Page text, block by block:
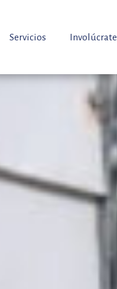
Servicios Involúcrate